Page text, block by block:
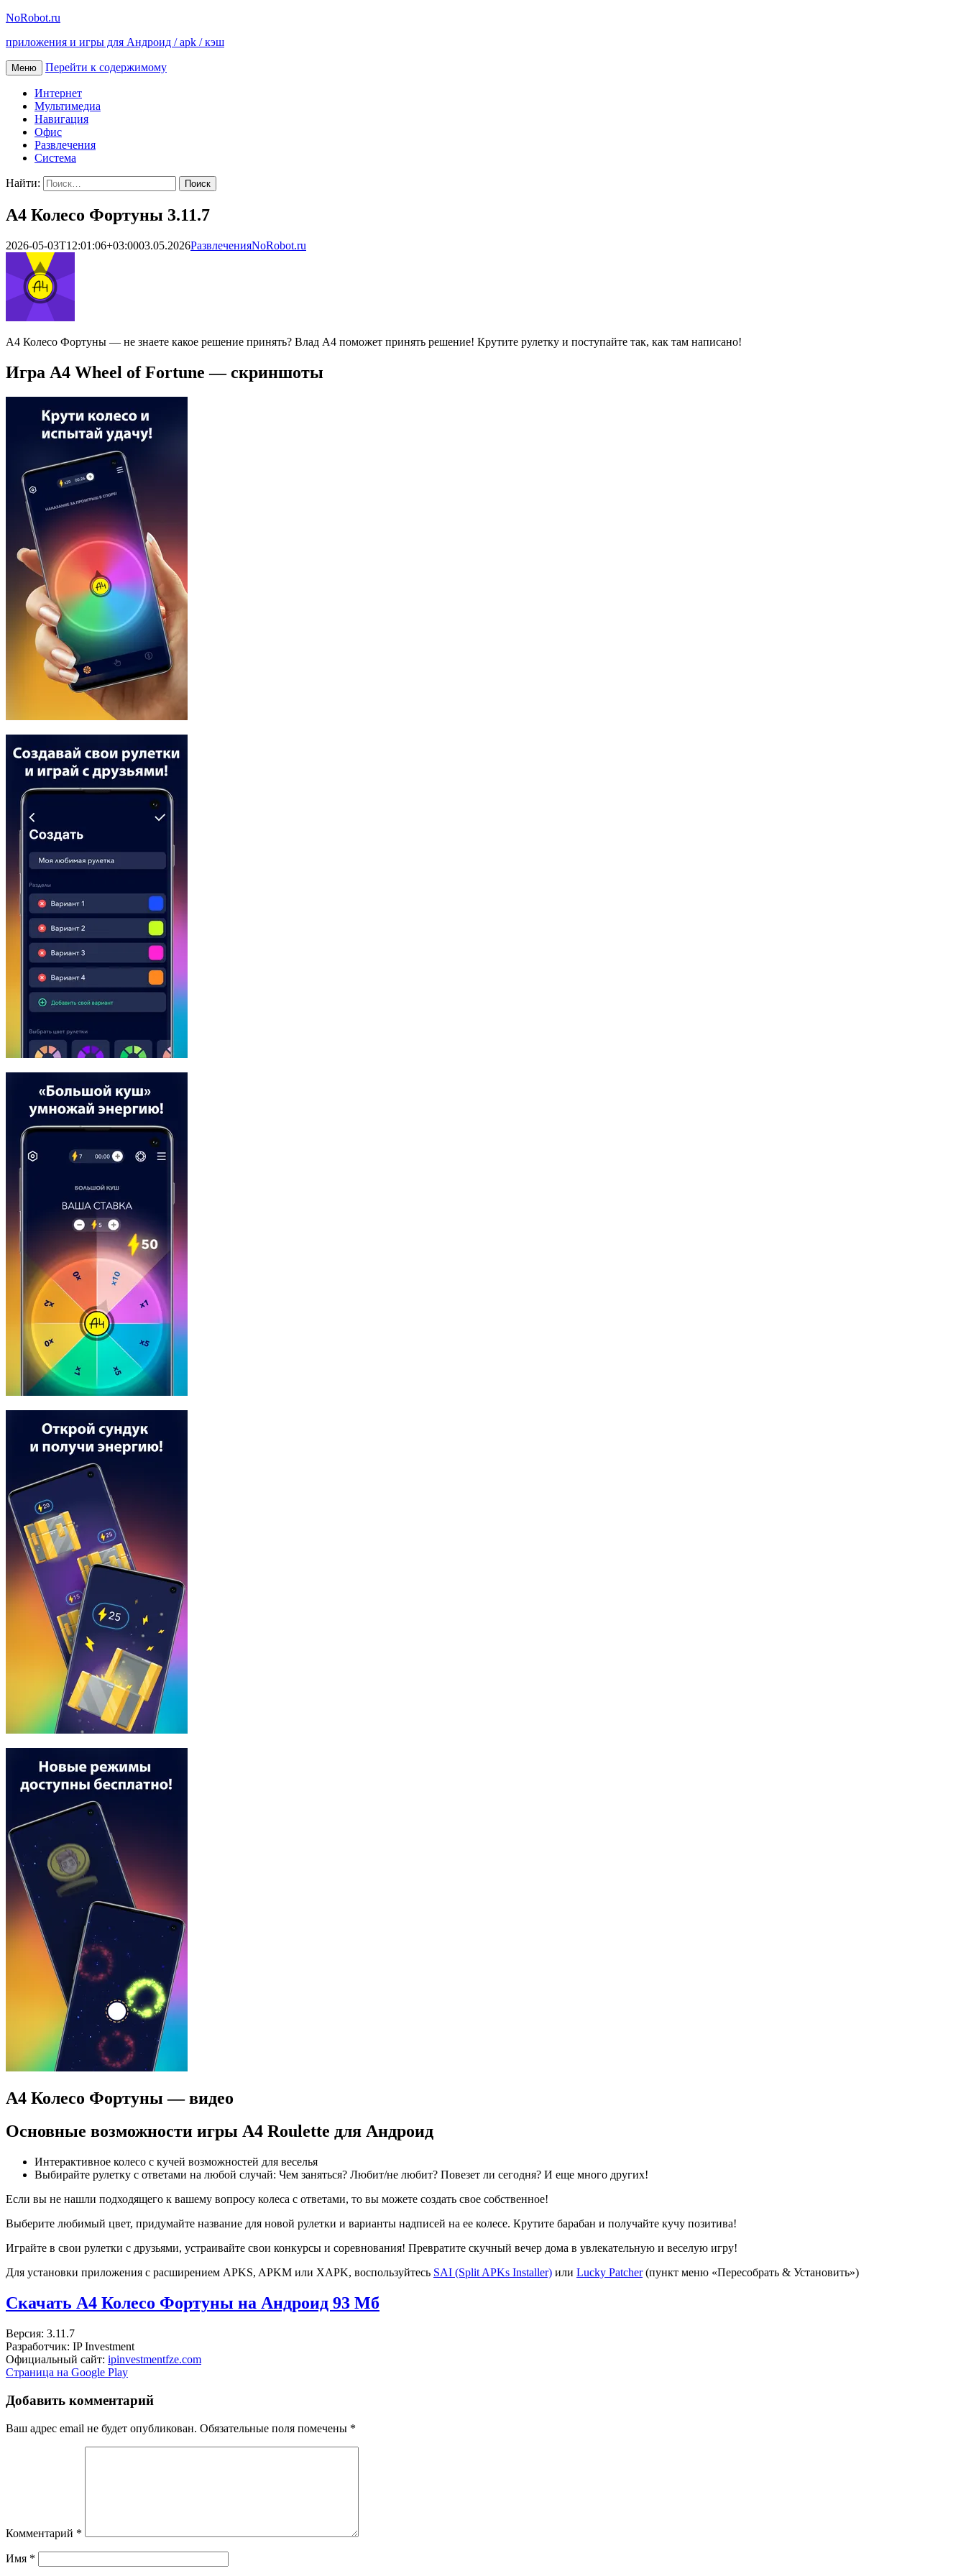
NoRobot.ru
приложения и игры для Андроид / apk / кэш
Меню Перейти к содержимому
Интернет
Мультимедиа
Навигация
Офис
Развлечения
Система
Найти:
А4 Колесо Фортуны 3.11.7
2026-05-03T12:01:06+03:0003.05.2026РазвлеченияNoRobot.ru
А4 Колесо Фортуны — не знаете какое решение принять? Влад А4 поможет принять решение! Крутите рулетку и поступайте так, как там написано!
Игра A4 Wheel of Fortune — скриншоты
А4 Колесо Фортуны — видео
Основные возможности игры A4 Roulette для Андроид
Интерактивное колесо с кучей возможностей для веселья
Выбирайте рулетку с ответами на любой случай: Чем заняться? Любит/не любит? Повезет ли сегодня? И еще много других!
Если вы не нашли подходящего к вашему вопросу колеса с ответами, то вы можете создать свое собственное!
Выберите любимый цвет, придумайте название для новой рулетки и варианты надписей на ее колесе. Крутите барабан и получайте кучу позитива!
Играйте в свои рулетки с друзьями, устраивайте свои конкурсы и соревнования! Превратите скучный вечер дома в увлекательную и веселую игру!
Для установки приложения с расширением APKS, APKM или XAPK, воспользуйтесь SAI (Split APKs Installer) или Lucky Patcher(пункт меню «Пересобрать & Установить»)
Скачать А4 Колесо Фортуны на Андроид 93 Мб
Версия: 3.11.7
Разработчик: IP Investment
Официальный сайт: ipinvestmentfze.com
Страница на Google Play
Добавить комментарий
Ваш адрес email не будет опубликован. Обязательные поля помечены *
Комментарий *
Имя *